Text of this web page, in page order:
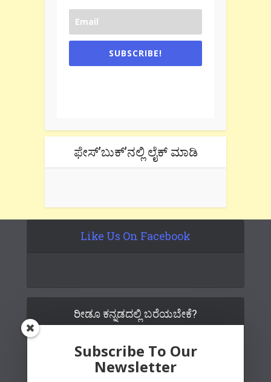
SUBSCRIBE!
ಫೇಸ್’ಬುಕ್’ನಲ್ಲಿ ಲೈಕ್ ಮಾಡಿ
Like Us On Facebook
ರೀಡೂ ಕನ್ನಡದಲ್ಲಿ ಬರೆಯಬೇಕೆ?
Subscribe To Our
Newsletter